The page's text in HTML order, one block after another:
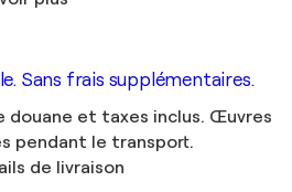
Sans frais supplémentaires.
douane et taxes inclus. Œuvres
pendant le transport.
de livraison